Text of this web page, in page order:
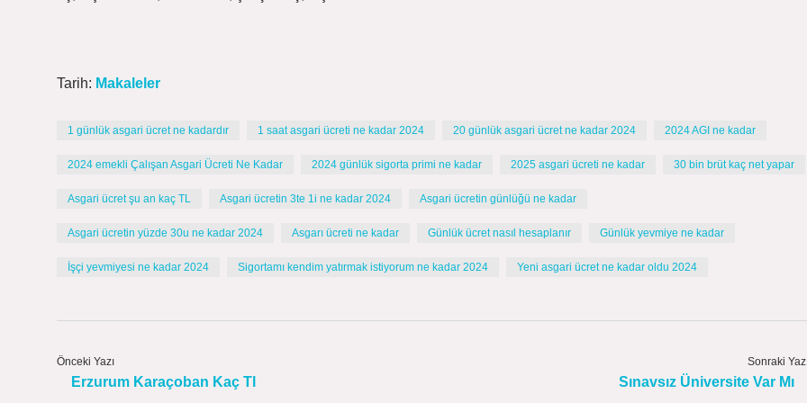
Tarih: Makaleler
1 günlük asgari ücret ne kadardır 1 saat asgari ücreti ne kadar 2024 20 günlük asgari ücret ne kadar 2024 2024 AGI ne kadar
2024 emekli Çalışan Asgari Ücreti Ne Kadar 2024 günlük sigorta primi ne kadar 2025 asgari ücreti ne kadar 30 bin brüt kaç net yapar
Asgari ücret şu an kaç TL Asgari ücretin 3te 1i ne kadar 2024 Asgari ücretin günlüğü ne kadar
Asgari ücretin yüzde 30u ne kadar 2024 Asgarı ücreti ne kadar Günlük ücret nasıl hesaplanır Günlük yevmiye ne kadar
İşçi yevmiyesi ne kadar 2024 Sigortamı kendim yatırmak istiyorum ne kadar 2024 Yeni asgari ücret ne kadar oldu 2024
Önceki Yazı
Erzurum Karaçoban Kaç Tl
Sonraki
Sınavsız Üniversite Var Mı